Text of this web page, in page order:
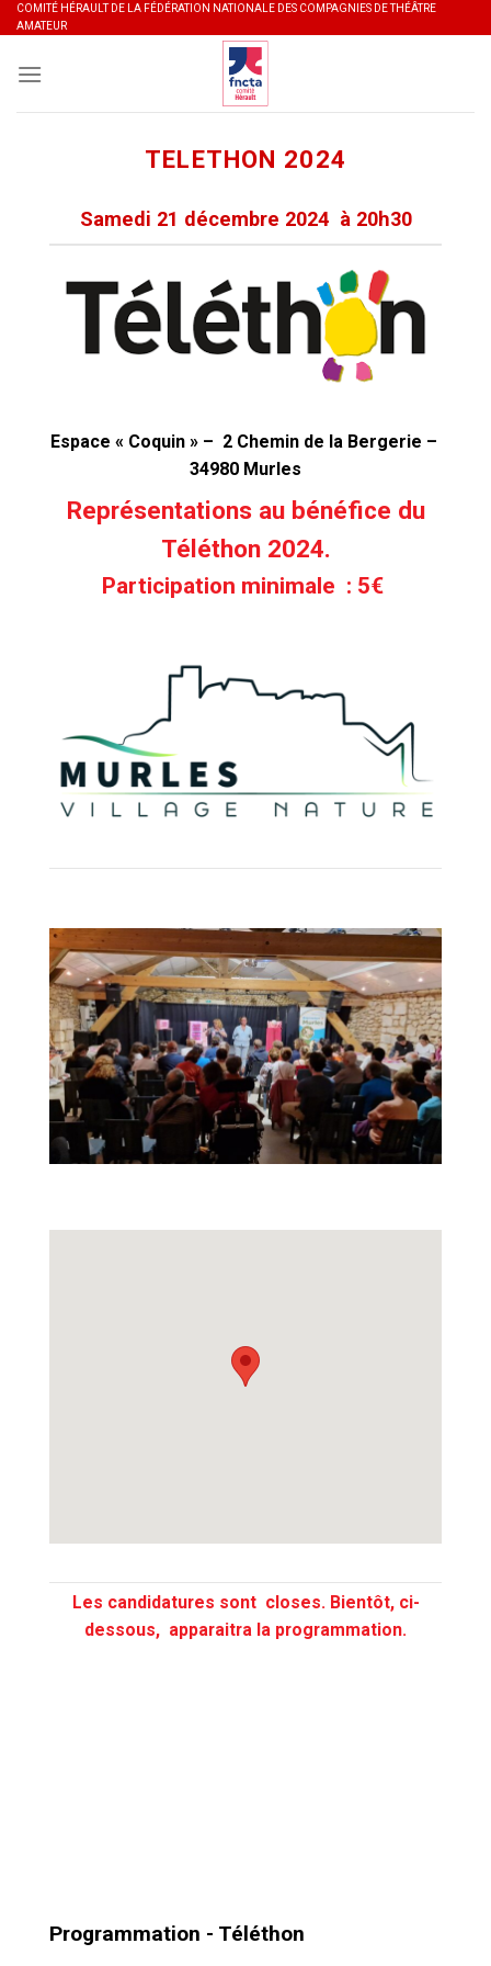
Skip
to
content
COMITÉ HÉRAULT DE LA FÉDÉRATION NATIONALE DES COMPAGNIES DE THÉÂTRE
AMATEUR
TELETHON 2024
Samedi 21 décembre 2024 à 20h30
Espace « Coquin » – 2 Chemin de la Bergerie –
34980 Murles
Représentations au bénéfice du
Téléthon 2024.
Participation minimale : 5€
Les candidatures sont closes. Bientôt, ci-
dessous, apparaitra la programmation.
Programmation - Téléthon